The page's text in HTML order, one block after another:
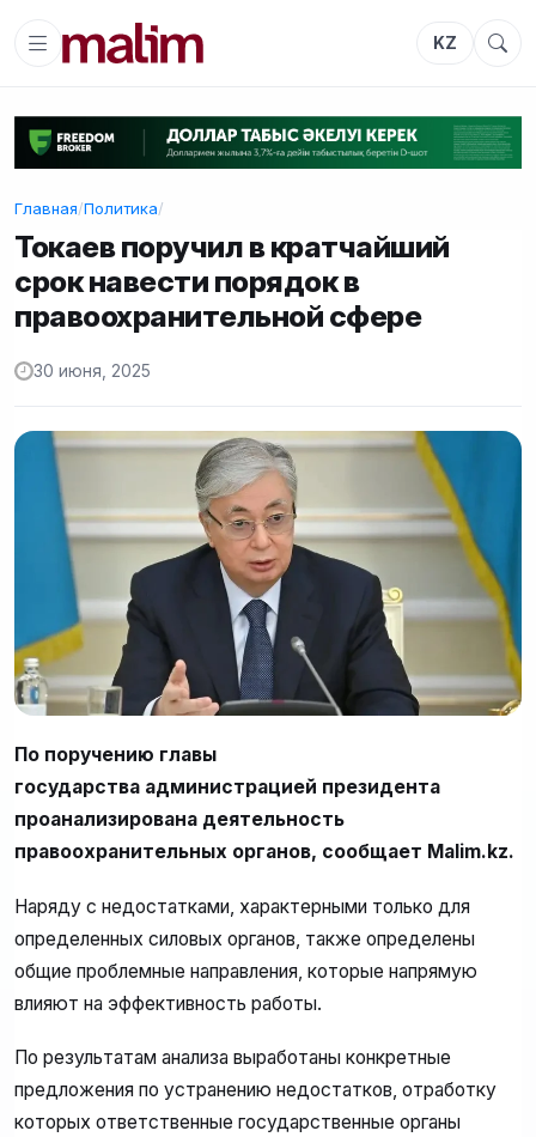
KZ
Главная/Политика/
Токаев поручил в кратчайший
срок навести порядок в
правоохранительной сфере
30 июня, 2025
По поручению главы
государства администрацией президента
проанализирована деятельность
правоохранительных органов, сообщает Malim.kz.
Наряду с недостатками, характерными только для
определенных силовых органов, также определены
общие проблемные направления, которые напрямую
влияют на эффективность работы.
По результатам анализа выработаны конкретные
предложения по устранению недостатков, отработку
которых ответственные государственные органы